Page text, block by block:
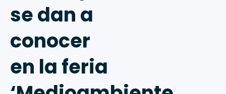
se dan a
conocer
en la feria